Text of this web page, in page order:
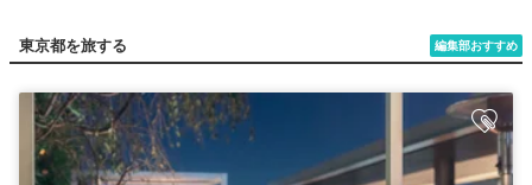
編集部おすすめ
東京都を旅する